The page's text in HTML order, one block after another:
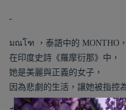
-
มณโฑ ，泰語中的 MONTHO，
在印度史詩《羅摩衍那》中，
她是美麗與正義的女子，
因為悲劇的生活，讓她被指控